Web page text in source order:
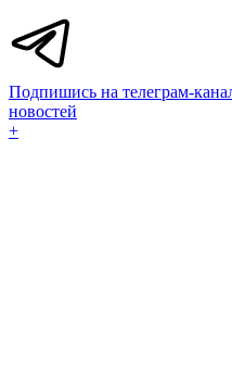
Подпишись на телеграм-
новостей
+